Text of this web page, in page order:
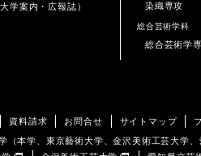
学案内・広報誌）
染織専攻
総合芸術学科
総合芸術学
資料請求 お問合せ サイトマップ
（本学、東京藝術大学、金沢美術工芸大学